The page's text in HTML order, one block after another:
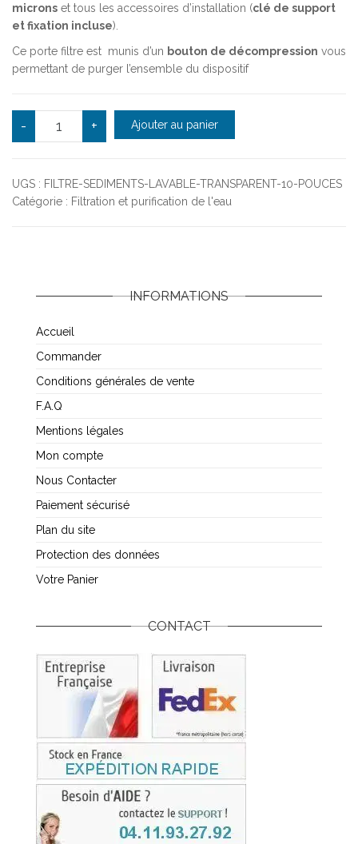
microns et tous les accessoires d’installation (clé de support
et fixation incluse).
Ce porte filtre est munis d’un bouton de décompression vous
permettant de purger l’ensemble du dispositif
- quantité de Filtration sédiments lavable 10'' 60
+ Ajouter au panier
UGS : FILTRE-SEDIMENTS-LAVABLE-TRANSPARENT-10-POUCES
Catégorie : Filtration et purification de l'eau
INFORMATIONS
Accueil
Commander
Conditions générales de vente
F.A.Q
Mentions légales
Mon compte
Nous Contacter
Paiement sécurisé
Plan du site
Protection des données
Votre Panier
CONTACT